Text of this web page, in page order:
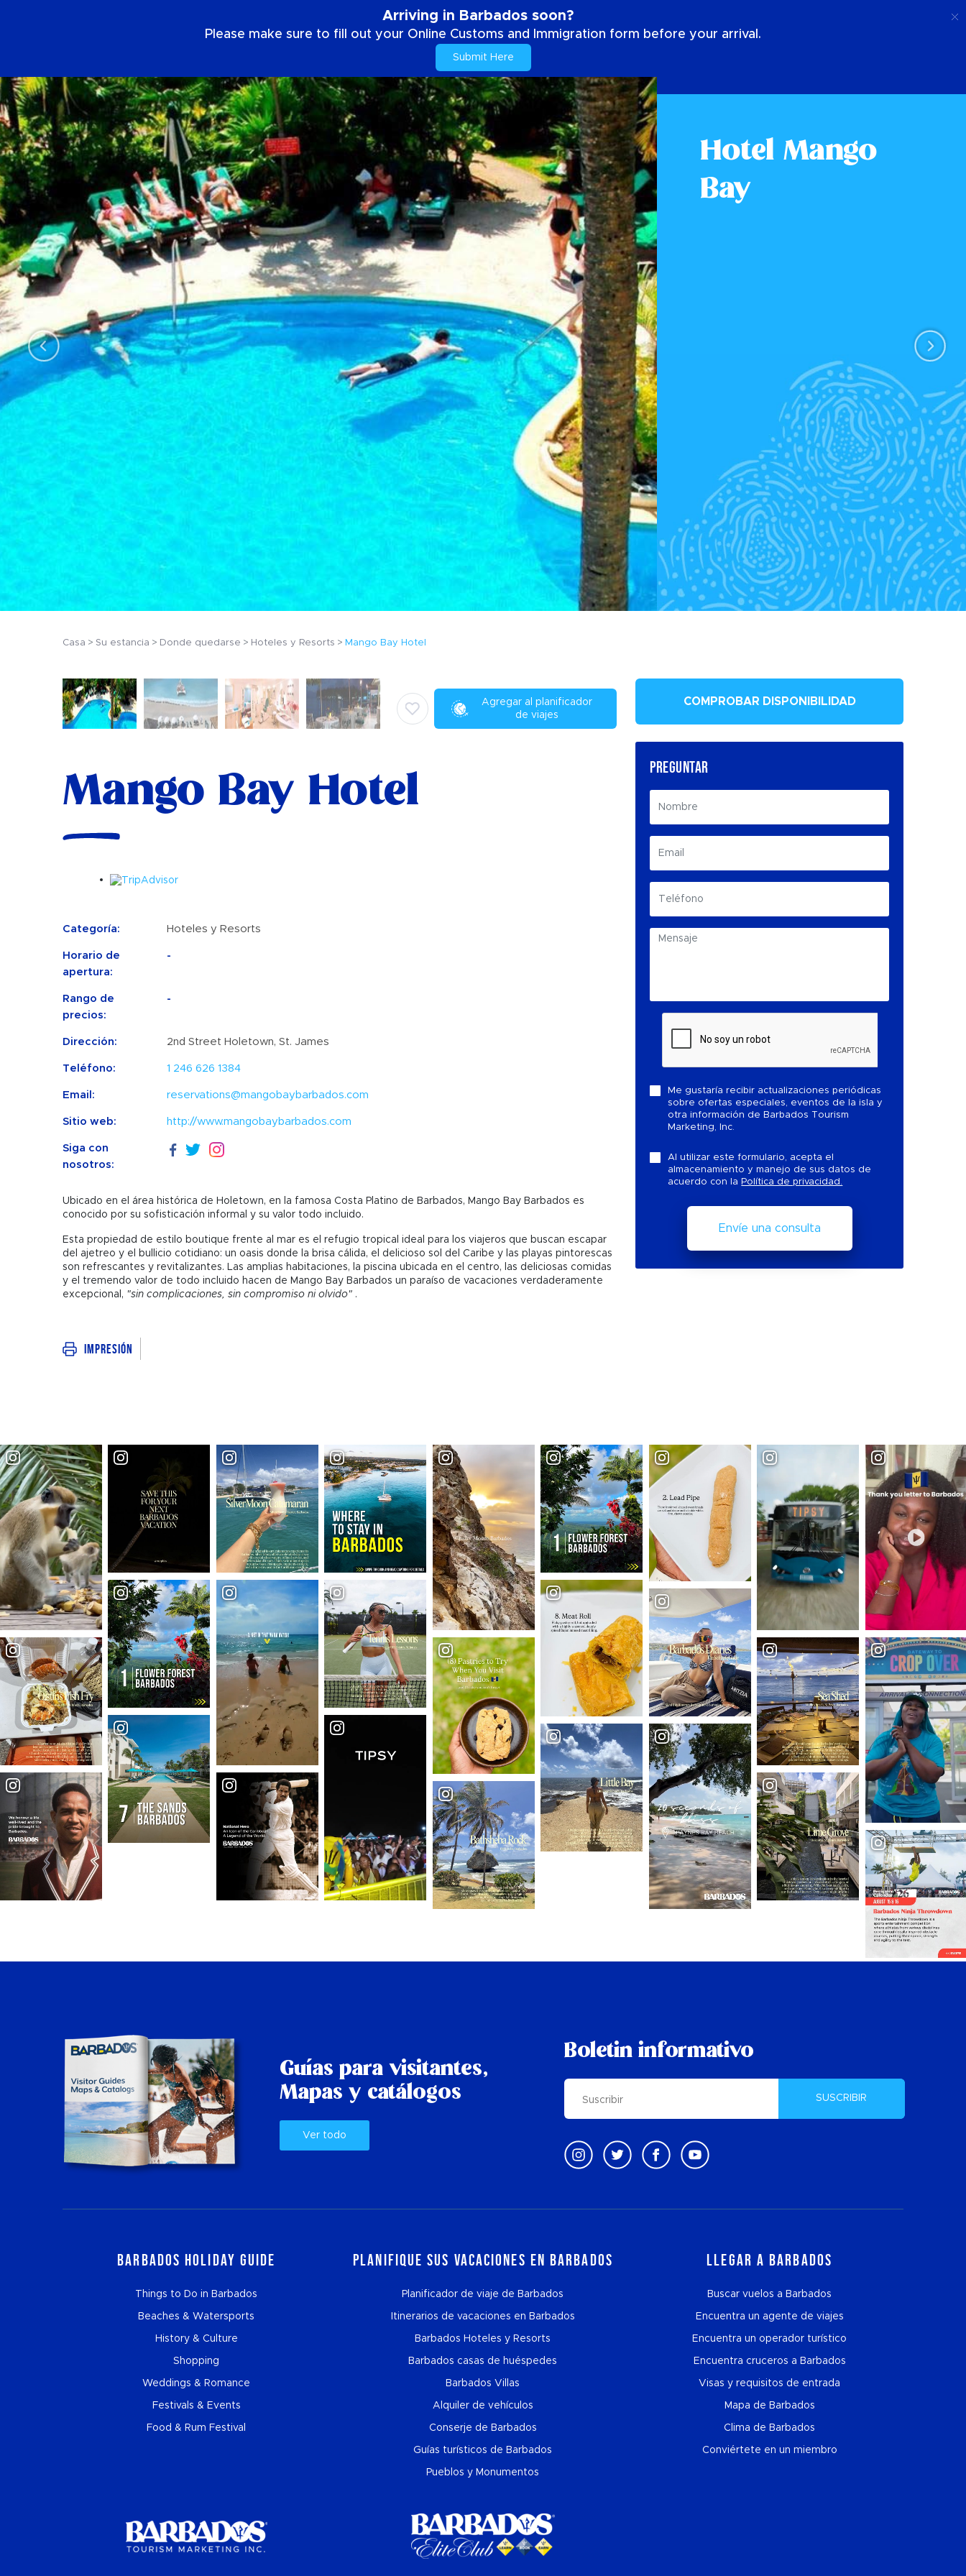
Arriving in Barbados soon?
Please make sure to fill out your Online Customs and Immigration form before your arrival.
Submit Here
Hotel Mango
Bay
Casa Su estancia Donde quedarse Hoteles y Resorts Mango Bay Hotel
Agregar al planificador
de viajes
Mango Bay Hotel
Categoría: Hoteles y Resorts
Horario de
apertura:
-
Rango de
precios:
-
Dirección: 2nd Street Holetown, St. James
Teléfono: 1 246 626 1384
Email: reservations@mangobaybarbados.com
Sitio web: http://www.mangobaybarbados.com
Siga con
nosotros:
Ubicado en el área histórica de Holetown, en la famosa Costa Platino de Barbados, Mango Bay Barbados es
conocido por su sofisticación informal y su valor todo incluido.
Esta propiedad de estilo boutique frente al mar es el refugio tropical ideal para los viajeros que buscan escapar
del ajetreo y el bullicio cotidiano: un oasis donde la brisa cálida, el delicioso sol del Caribe y las playas pintorescas
son refrescantes y revitalizantes. Las amplias habitaciones, la piscina ubicada en el centro, las deliciosas comidas
y el tremendo valor de todo incluido hacen de Mango Bay Barbados un paraíso de vacaciones verdaderamente
excepcional, "sin complicaciones, sin compromiso ni olvido" .
Impresión
COMPROBAR DISPONIBILIDAD
PREGUNTAR
Me gustaría recibir actualizaciones periódicas
sobre ofertas especiales, eventos de la isla y
otra información de Barbados Tourism
Marketing, Inc.
Al utilizar este formulario, acepta el
almacenamiento y manejo de sus datos de
acuerdo con la Política de privacidad.
Guías para visitantes,
Mapas y catálogos
Ver todo
Boletin informativo
SUSCRIBIR
Barbados Holiday Guide
Things to Do in Barbados
Beaches & Watersports
History & Culture
Shopping
Weddings & Romance
Festivals & Events
Food & Rum Festival
Planifique sus vacaciones en Barbados
Planificador de viaje de Barbados
Itinerarios de vacaciones en Barbados
Barbados Hoteles y Resorts
Barbados casas de huéspedes
Barbados Villas
Alquiler de vehículos
Conserje de Barbados
Guías turísticos de Barbados
Pueblos y Monumentos
Llegar a Barbados
Buscar vuelos a Barbados
Encuentra un agente de viajes
Encuentra un operador turístico
Encuentra cruceros a Barbados
Visas y requisitos de entrada
Mapa de Barbados
Clima de Barbados
Conviértete en un miembro